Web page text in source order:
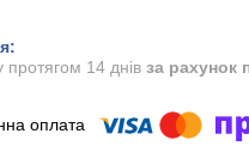
протягом 14 днів за рахунок